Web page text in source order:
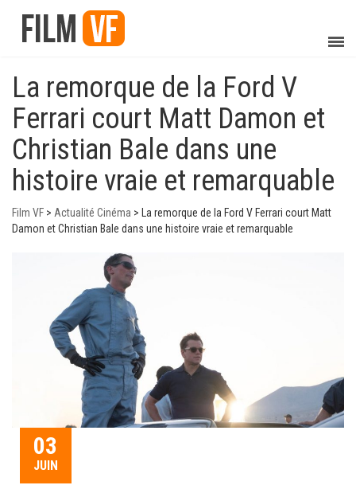
La remorque de la Ford V
Ferrari court Matt Damon et
Christian Bale dans une
histoire vraie et remarquable
Film VF > Actualité Cinéma >
La remorque de la Ford V Ferrari court Matt
Damon et Christian Bale dans une histoire vraie et remarquable
03
JUIN